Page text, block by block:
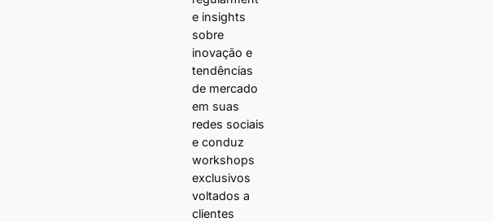
e insights
sobre
inovação e
tendências
de mercado
em suas
redes sociais
e conduz
workshops
exclusivos
voltados a
clientes